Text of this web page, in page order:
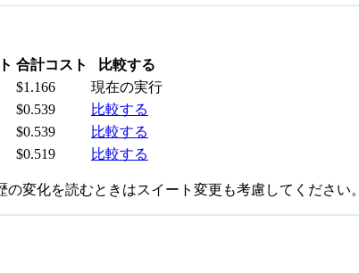
合計コスト
比較する
$1.166
現在の実行
$0.539
比較する
$0.539
比較する
$0.519
比較する
変化を読むときはスイート変更も考慮してください。